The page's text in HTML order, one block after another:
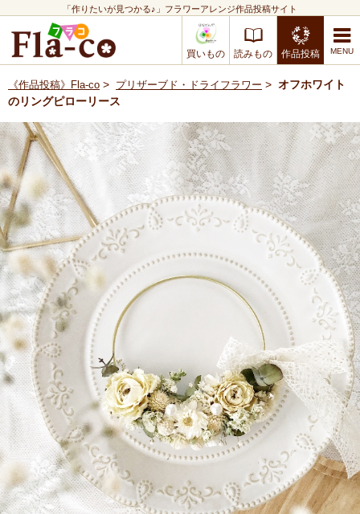
「作りたいが見つかる♪」フラワーアレンジ作品投稿サイト
買いもの 読みもの 作品投稿
《作品投稿》Fla-co > プリザーブド・ドライフラワー > オフホワイト
のリングピローリース